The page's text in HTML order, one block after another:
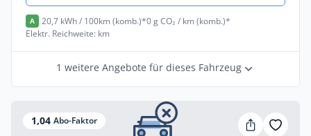
A 20,7 kWh / 100km (komb.)*0 g CO₂ / km (komb.)*
Elektr. Reichweite: km
1 weitere Angebote für dieses Fahrzeug
1,04 Abo-Faktor